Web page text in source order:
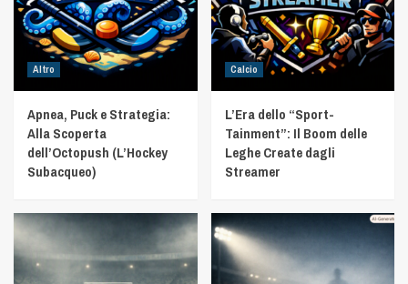
Altro
Apnea, Puck e Strategia:
Alla Scoperta
dell’Octopush (L’Hockey
Subacqueo)
Calcio
L’Era dello “Sport-
Tainment”: Il Boom delle
Leghe Create dagli
Streamer